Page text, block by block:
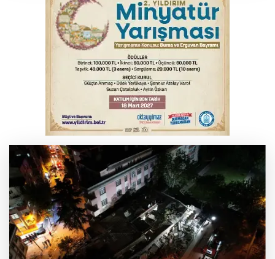
Başkan Dalgıç: Denizler halkındır
Bursa’da bugün hava nasıl olacak?
Bursa'da kontrolden çıkan araç orta
refüje çıktı